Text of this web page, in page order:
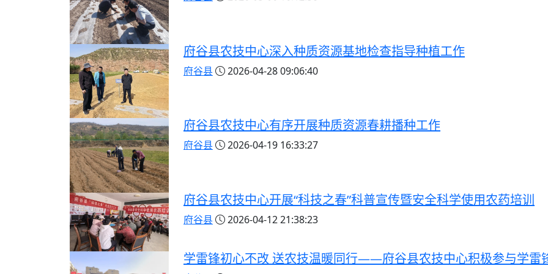
府谷县农技中心深入种质资源基地检查指导种植工作
府谷县 2026-04-28 09:06:40
府谷县农技中心有序开展种质资源春耕播种工作
府谷县 2026-04-19 16:33:27
府谷县农技中心开展“科技之春”科普宣传暨安全科学使用农药培训
府谷县 2026-04-12 21:38:23
学雷锋初心不改 送农技温暖同行——府谷县农技中心积极参与学雷